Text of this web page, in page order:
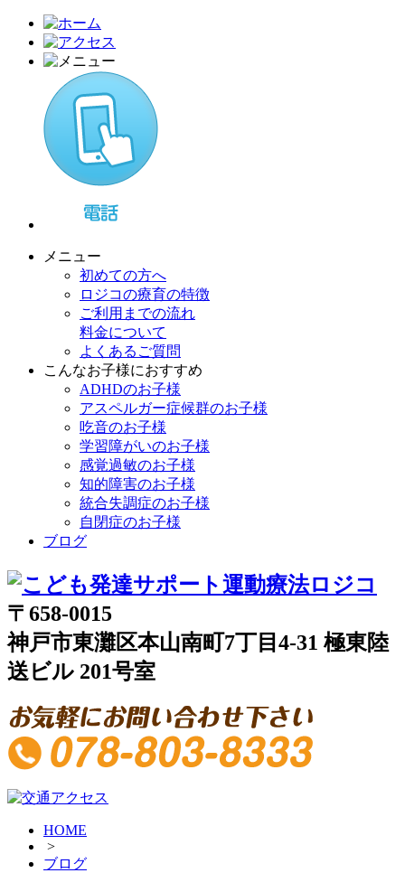
メニュー
初めての方へ
ロジコの療育の特徴
ご利用までの流れ
料金について
よくあるご質問
こんなお子様におすすめ
ADHDのお子様
アスペルガー症候群のお子様
吃音のお子様
学習障がいのお子様
感覚過敏のお子様
知的障害のお子様
統合失調症のお子様
自閉症のお子様
ブログ
〒658-0015
神戸市東灘区本山南町7丁目4-31 極東陸
送ビル 201号室
HOME
>
ブログ